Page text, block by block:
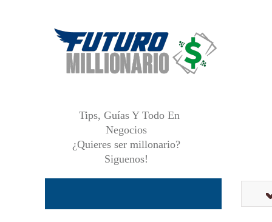
Tips, Guías Y Todo En
Negocios
¿Quieres ser millonario?
Siguenos!